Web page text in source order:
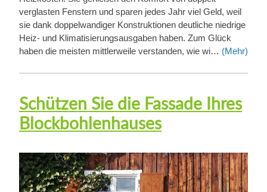
verglasten Fenstern und sparen jedes Jahr viel Geld, weil
sie dank doppelwandiger Konstruktionen deutliche niedrige
Heiz- und Klimatisierungsausgaben haben. Zum Glück
haben die meisten mittlerweile verstanden, wie wi… (Mehr)
Schützen Sie die Fassade Ihres
Blockbohlenhauses